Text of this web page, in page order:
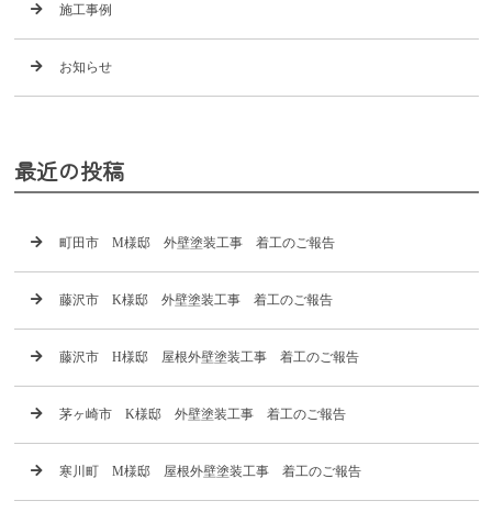
施工事例
お知らせ
最近の投稿
町田市 M様邸 外壁塗装工事 着工のご報告
藤沢市 K様邸 外壁塗装工事 着工のご報告
藤沢市 H様邸 屋根外壁塗装工事 着工のご報告
茅ヶ崎市 K様邸 外壁塗装工事 着工のご報告
寒川町 M様邸 屋根外壁塗装工事 着工のご報告